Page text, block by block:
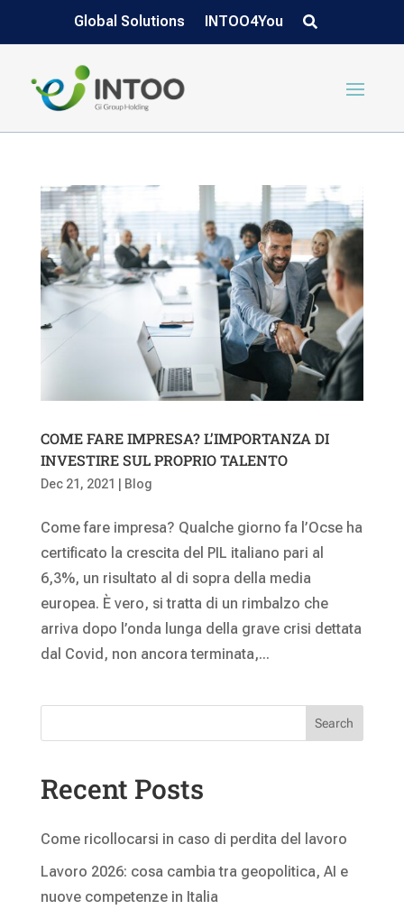
Global Solutions INTOO4You
COME FARE IMPRESA? L’IMPORTANZA DI
INVESTIRE SUL PROPRIO TALENTO
Dec 21, 2021 | Blog
Come fare impresa? Qualche giorno fa l’Ocse ha
certificato la crescita del PIL italiano pari al
6,3%, un risultato al di sopra della media
europea. È vero, si tratta di un rimbalzo che
arriva dopo l’onda lunga della grave crisi dettata
dal Covid, non ancora terminata,...
Search
Recent Posts
Come ricollocarsi in caso di perdita del lavoro
Lavoro 2026: cosa cambia tra geopolitica, AI e
nuove competenze in Italia